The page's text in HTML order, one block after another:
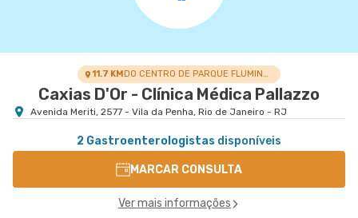
11.7 KM DO CENTRO DE PARQUE FLUMINENSE
Caxias D'Or - Clínica Médica Pallazzo
Avenida Meriti, 2577 - Vila da Penha, Rio de Janeiro - RJ
2 Gastroenterologistas disponíveis
MARCAR CONSULTA
Ver mais informações